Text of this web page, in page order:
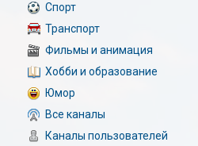
Спорт
Транспорт
Фильмы и анимация
Хобби и образование
Юмор
Все каналы
Каналы пользователей